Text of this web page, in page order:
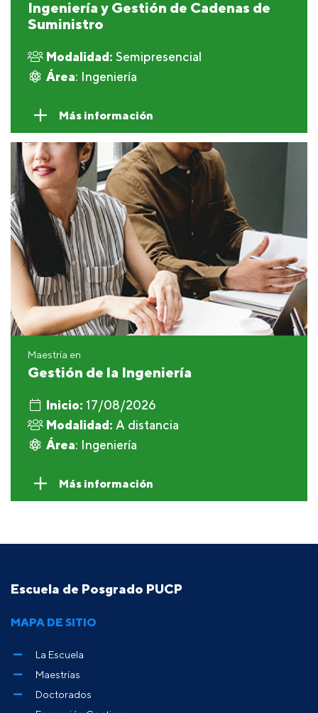
Ingeniería y Gestión de Cadenas de
Suministro
Modalidad: Semipresencial
Área: Ingeniería
Más información
Maestría en
Gestión de la Ingeniería
Inicio: 17/08/2026
Modalidad: A distancia
Área: Ingeniería
Más información
Escuela de Posgrado PUCP
MAPA DE SITIO
La Escuela
Maestrías
Doctorados